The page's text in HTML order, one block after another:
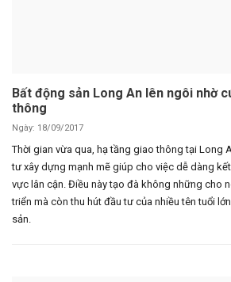
Bất động sản Long An lên ngôi nhờ
thông
Ngày: 18/09/2017
Thời gian vừa qua, hạ tầng giao thông tại Long
tư xây dựng mạnh mẽ giúp cho việc dễ dàng
vực lân cận. Điều này tạo đà không những cho
triển mà còn thu hút đầu tư của nhiều tên tuổi
sản.